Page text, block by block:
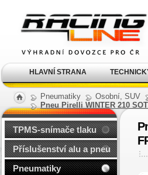
Pneumatiky Osobní, SUV
Pneu Pirelli WINTER 210
TPMS-snímače tlaku
Příslušenství alu a pneu
Pneumatiky
kola Racing Line
HLAVNÍ STRANA